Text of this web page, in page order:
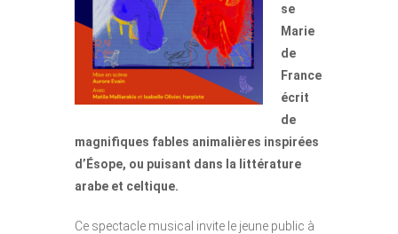
se
Marie
de
France
écrit
de
magnifiques fables animalières inspirées
d’Ésope, ou puisant dans la littérature
arabe et celtique.
Ce spectacle musical invite le jeune public à